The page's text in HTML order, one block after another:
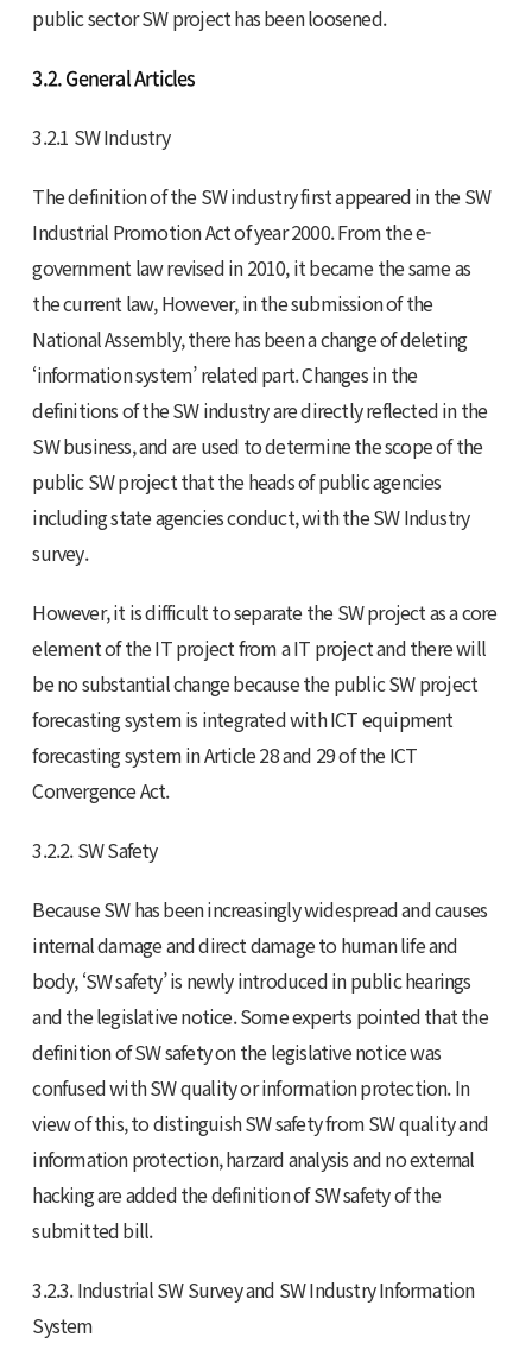
public sector SW project has been loosened.
3.2. General Articles
3.2.1 SW Industry
The definition of the SW industry first appeared in the SW
Industrial Promotion Act of year 2000. From the e-
government law revised in 2010, it became the same as
the current law, However, in the submission of the
National Assembly, there has been a change of deleting
‘information system’ related part. Changes in the
definitions of the SW industry are directly reflected in the
SW business, and are used to determine the scope of the
public SW project that the heads of public agencies
including state agencies conduct, with the SW Industry
survey.
However, it is difficult to separate the SW project as a core
element of the IT project from a IT project and there will
be no substantial change because the public SW project
forecasting system is integrated with ICT equipment
forecasting system in Article 28 and 29 of the ICT
Convergence Act.
3.2.2. SW Safety
Because SW has been increasingly widespread and causes
internal damage and direct damage to human life and
body, ‘SW safety’ is newly introduced in public hearings
and the legislative notice. Some experts pointed that the
definition of SW safety on the legislative notice was
confused with SW quality or information protection. In
view of this, to distinguish SW safety from SW quality and
information protection, harzard analysis and no external
hacking are added the definition of SW safety of the
submitted bill.
3.2.3. Industrial SW Survey and SW Industry Information
System